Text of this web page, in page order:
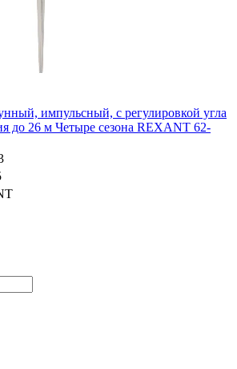
импульсный, с регулировкой угла
до 26 м Четыре сезона REXANT 62-